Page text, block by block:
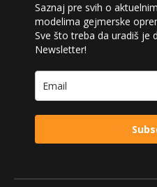
Saznaj pre svih o
modelima gejmerske
Sve što treba da uradiš je
Newsletter!